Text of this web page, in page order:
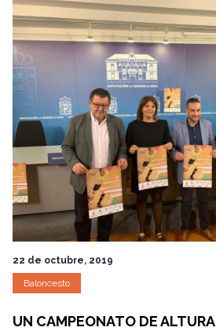
22 de octubre, 2019
Baloncesto
UN CAMPEONATO DE ALTURA